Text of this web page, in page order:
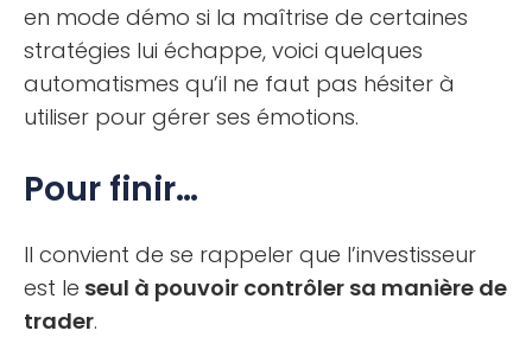
en mode démo si la maîtrise de certaines
stratégies lui échappe, voici quelques
automatismes qu’il ne faut pas hésiter à
utiliser pour gérer ses émotions.
Pour finir…
Il convient de se rappeler que l’investisseur
est le seul à pouvoir contrôler sa manière de
trader.